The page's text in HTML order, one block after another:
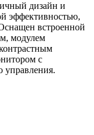
дизайн и
эффективностью,
встроенной
модулем
с
управления.